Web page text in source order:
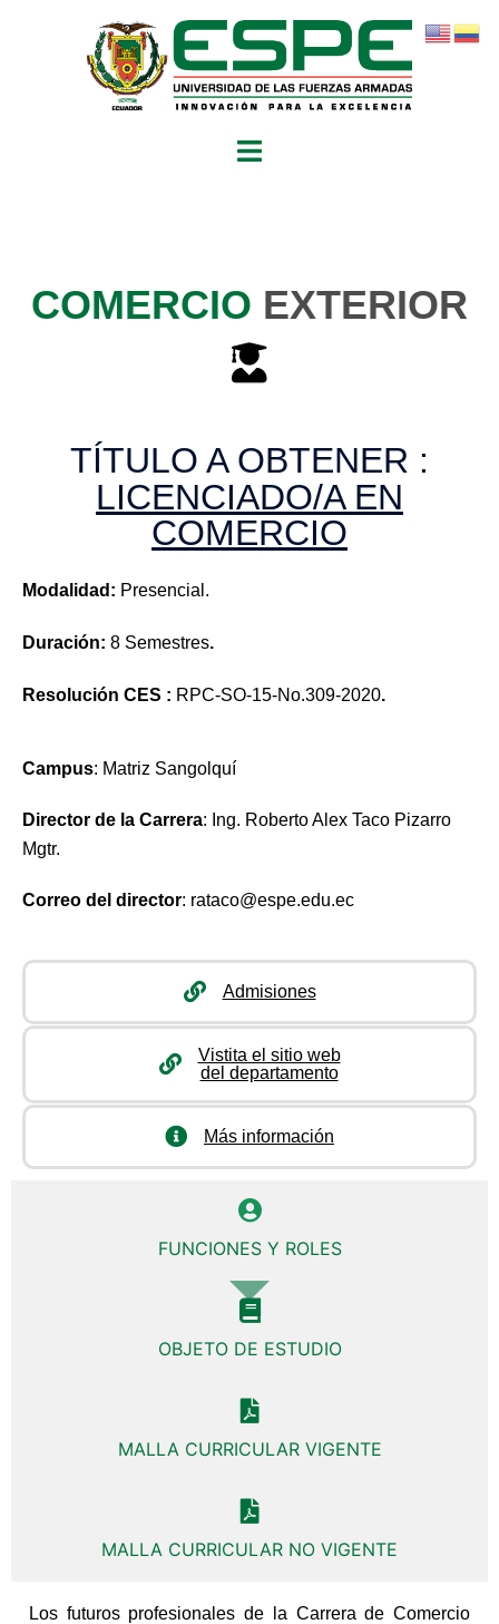
COMERCIO EXTERIOR
TÍTULO A OBTENER :
LICENCIADO/A EN
COMERCIO
Modalidad: Presencial.
Duración: 8 Semestres.
Resolución CES : RPC-SO-15-No.309-2020.
Campus: Matriz Sangolquí
Director de la Carrera: Ing. Roberto Alex Taco Pizarro
Mgtr.
Correo del director: rataco@espe.edu.ec
Admisiones
Vistita el sitio web
del departamento
Más información
FUNCIONES Y ROLES
OBJETO DE ESTUDIO
MALLA CURRICULAR VIGENTE
MALLA CURRICULAR NO VIGENTE
Los futuros profesionales de la Carrera de Comercio